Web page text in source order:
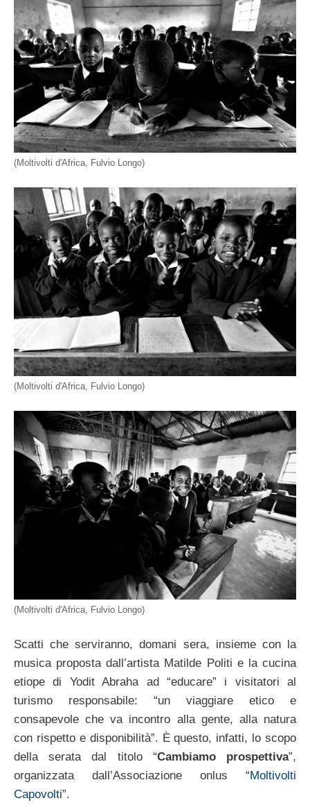
(Moltivolti d'Africa, Fulvio Longo)
(Moltivolti d'Africa, Fulvio Longo)
(Moltivolti d'Africa, Fulvio Longo)
Scatti che serviranno, domani sera, insieme con la
musica proposta dall’artista Matilde Politi e la cucina
etiope di Yodit Abraha ad “educare” i visitatori al
turismo responsabile: “un viaggiare etico e
consapevole che va incontro alla gente, alla natura
con rispetto e disponibilità”. È questo, infatti, lo scopo
della serata dal titolo “Cambiamo prospettiva”,
organizzata dall’Associazione onlus “Moltivolti
Capovolti”.